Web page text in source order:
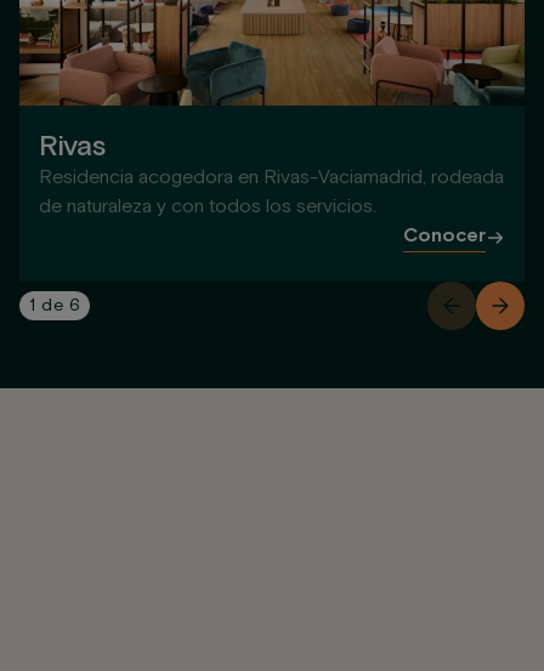
Rivas
Residencia acogedora en Rivas-Vaciamadrid, rodeada
de naturaleza y con todos los servicios.
Conocer
1 de 6